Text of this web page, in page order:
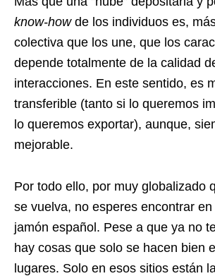
know-howde los individuos es,
colectiva que los une, que los
depende totalmente de la calidad
interacciones. En este sentido, es
transferible (tanto si lo queremos
lo queremos exportar), aunque,
mejorable.
Por todo ello, por muy globalizado
se vuelva, no esperes encontrar en
jamón español. Pese a que ya no
hay cosas que solo se hacen bien
lugares. Solo en esos sitios están